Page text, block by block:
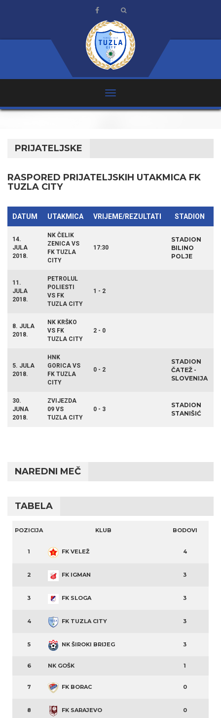
PRIJATELJSKE
RASPORED PRIJATELJSKIH UTAKMICA FK
TUZLA CITY
DATUM UTAKMICA VRIJEME/REZULTATI STADION
14.
JULA
2018.
NK ČELIK
ZENICA VS
FK TUZLA
CITY
17:30
STADION
BILINO
POLJE
11.
JULA
2018.
PETROLUL
POLIESTI
VS FK
TUZLA CITY
1 - 2
8. JULA
2018.
NK KRŠKO
VS FK
TUZLA CITY
2 - 0
5. JULA
2018.
HNK
GORICA VS
FK TUZLA
CITY
0 - 2
STADION
ČATEŽ -
SLOVENIJA
30.
JUNA
2018.
ZVIJEZDA
09 VS
TUZLA CITY
0 - 3
STADION
STANIŠIĆ
NAREDNI MEČ
TABELA
POZICIJA KLUB BODOVI
1 FK VELEŽ 4
2 FK IGMAN 3
3 FK SLOGA 3
4 FK TUZLA CITY 3
5 NK ŠIROKI BRIJEG 3
6 NK GOŠK 1
7 FK BORAC 0
8 FK SARAJEVO 0